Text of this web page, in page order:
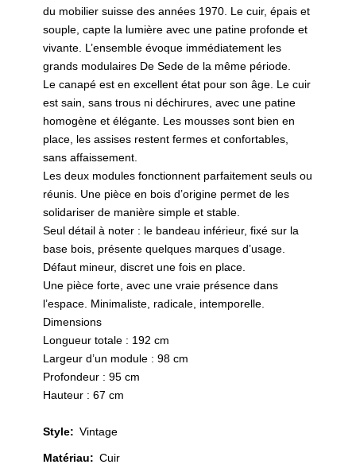
du mobilier suisse des années 1970. Le cuir, épais et
souple, capte la lumière avec une patine profonde et
vivante. L’ensemble évoque immédiatement les
grands modulaires De Sede de la même période.
Le canapé est en excellent état pour son âge. Le cuir
est sain, sans trous ni déchirures, avec une patine
homogène et élégante. Les mousses sont bien en
place, les assises restent fermes et confortables,
sans affaissement.
Les deux modules fonctionnent parfaitement seuls ou
réunis. Une pièce en bois d’origine permet de les
solidariser de manière simple et stable.
Seul détail à noter : le bandeau inférieur, fixé sur la
base bois, présente quelques marques d’usage.
Défaut mineur, discret une fois en place.
Une pièce forte, avec une vraie présence dans
l’espace. Minimaliste, radicale, intemporelle.
Dimensions
Longueur totale : 192 cm
Largeur d’un module : 98 cm
Profondeur : 95 cm
Hauteur : 67 cm
Style: Vintage
Matériau: Cuir